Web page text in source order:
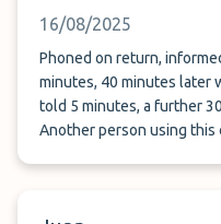
16/08/2025
Phoned on return,
minutes, 40 minutes later
told 5 minutes, a further
Another person using this